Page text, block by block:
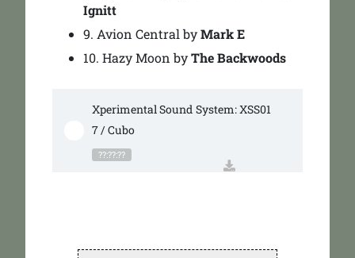
Ignitt
9. Avion Central byMark E
10. Hazy Moon byThe Backwoods
Xperimental Sound System: XSS01
7 / Cubo
??:??:??